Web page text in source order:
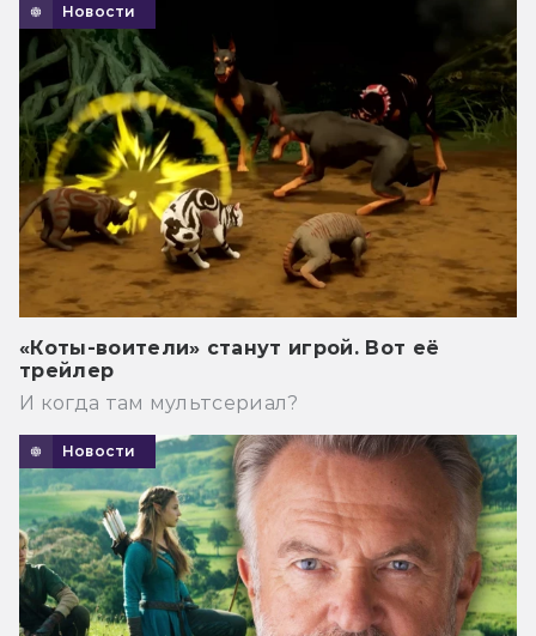
Новости
«Коты-воители» станут игрой. Вот её
трейлер
И когда там мультсериал?
Новости